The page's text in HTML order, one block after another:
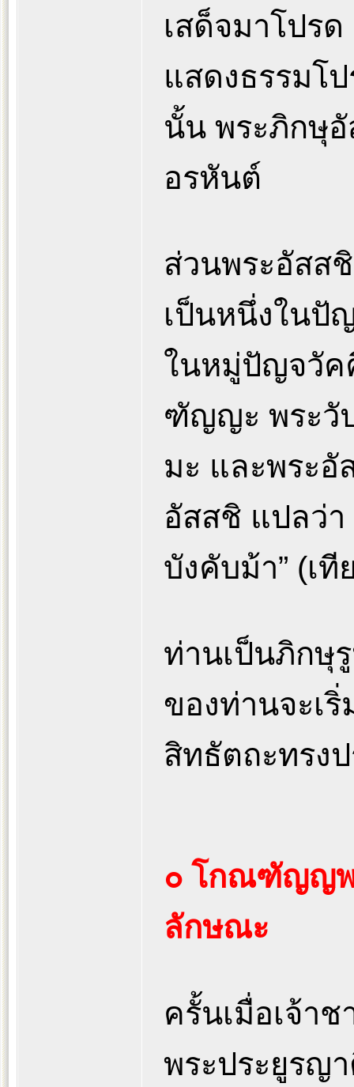
เสด็จมาโปร
แสดงธรรมโ
นั้น พระภิกษุ
อรหันต์
ส่วนพระอัสส
เป็นหนึ่งในปั
ในหมู่ปัญจวั
ฑัญญะ พระวั
มะ และพระอั
อัสสชิ แปลว่
บังคับม้า” (เ
ท่านเป็นภิกษุ
ของท่านจะเ
สิทธัตถะทรง
๐ โกณฑัญญพ
ลักษณะ
ครั้นเมื่อเจ้า
พระประยูรญ